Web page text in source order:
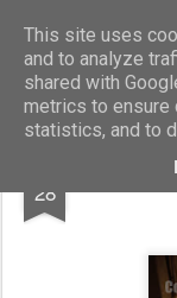
This site uses
and to analyze
shared with
metrics to ensure
statistics, and to
28